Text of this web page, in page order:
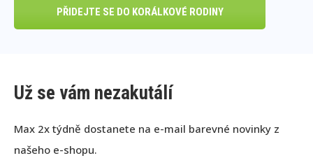
PŘIDEJTE SE DO KORÁLKOVÉ RODINY
Už se vám nezakutálí
Max 2x týdně dostanete na e-mail barevné novinky z
našeho e-shopu.